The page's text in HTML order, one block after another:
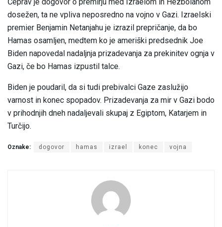
dosežen, ta ne vpliva neposredno na vojno v Gazi. Izraelski
premier Benjamin Netanjahu je izrazil prepričanje, da bo
Hamas osamljen, medtem ko je ameriški predsednik Joe
Biden napovedal nadaljnja prizadevanja za prekinitev ognja v
Gazi, če bo Hamas izpustil talce.
Biden je poudaril, da si tudi prebivalci Gaze zaslužijo
varnost in konec spopadov. Prizadevanja za mir v Gazi bodo
v prihodnjih dneh nadaljevali skupaj z Egiptom, Katarjem in
Turčijo.
Oznake: dogovor hamas izrael konec vojna